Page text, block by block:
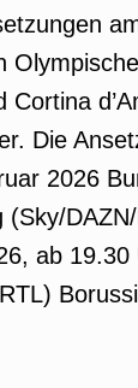
Cortina
Die
2026
(Sky/
ab